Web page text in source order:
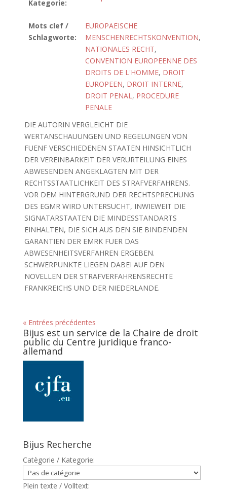
Kategorie:
Mots clef /
Schlagworte:
EUROPAEISCHE
MENSCHENRECHTSKONVENTION,
NATIONALES RECHT,
CONVENTION EUROPEENNE DES
DROITS DE L'HOMME, DROIT
EUROPEEN, DROIT INTERNE,
DROIT PENAL, PROCEDURE
PENALE
DIE AUTORIN VERGLEICHT DIE
WERTANSCHAUUNGEN UND REGELUNGEN VON
FUENF VERSCHIEDENEN STAATEN HINSICHTLICH
DER VEREINBARKEIT DER VERURTEILUNG EINES
ABWESENDEN ANGEKLAGTEN MIT DER
RECHTSSTAATLICHKEIT DES STRAFVERFAHRENS.
VOR DEM HINTERGRUND DER RECHTSPRECHUNG
DES EGMR WIRD UNTERSUCHT, INWIEWEIT DIE
SIGNATARSTAATEN DIE MINDESSTANDARTS
EINHALTEN, DIE SICH AUS DEN SIE BINDENDEN
GARANTIEN DER EMRK FUER DAS
ABWESENHEITSVERFAHREN ERGEBEN.
SCHWERPUNKTE LIEGEN DABEI AUF DEN
NOVELLEN DER STRAFVERFAHRENSRECHTE
FRANKREICHS UND DER NIEDERLANDE.
« Entrées précédentes
Bijus est un service de la Chaire de droit
public du Centre juridique franco-
allemand
Bijus Recherche
Catègorie / Kategorie:
Plein texte / Volltext: